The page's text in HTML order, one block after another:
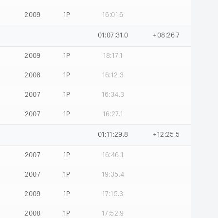
2009 1Р 16:01.6
01:07:31.0 +08:26.7
2009 1Р 18:17.1
2008 1Р 16:12.3
2007 1Р 16:34.3
2007 1Р 16:27.1
01:11:29.8 +12:25.5
2007 1Р 16:46.1
2007 1Р 19:35.4
2009 1Р 17:15.3
2008 1Р 17:52.9